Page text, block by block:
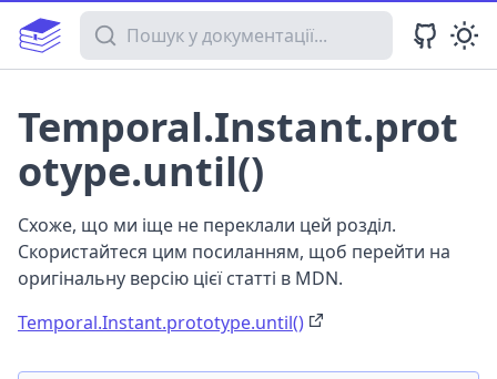
Пошук у документації
Temporal.Instant.prot
otype.until()
Схоже, що ми іще не переклали цей розділ.
Скористайтеся цим посиланням, щоб перейти на
оригінальну версію цієї статті в MDN.
Temporal.Instant.prototype.until()